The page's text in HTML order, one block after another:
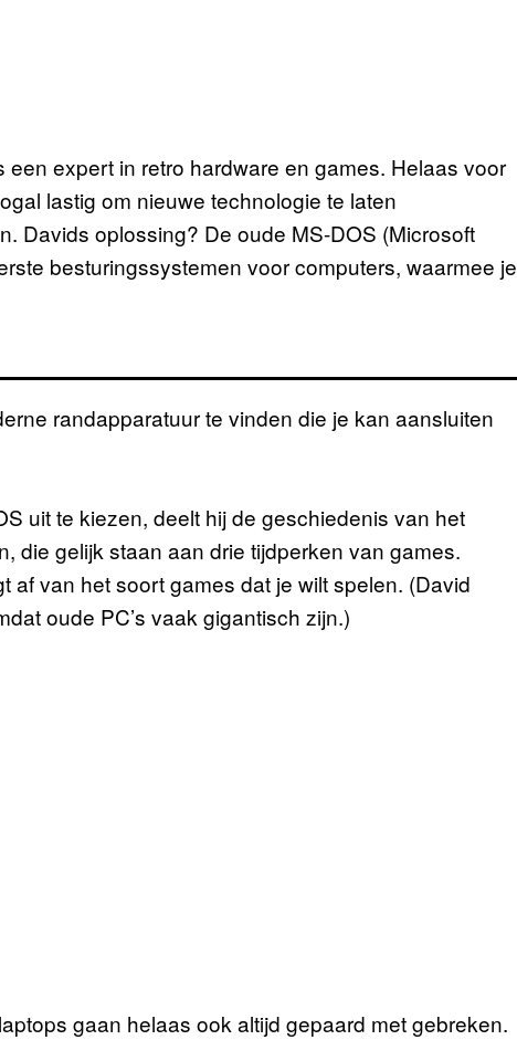
expert in retro hardware en games. Helaas voor
lastig om nieuwe technologie te laten
Davids oplossing? De oude MS-DOS (Microsoft
besturingssystemen voor computers, waarmee je
randapparatuur te vinden die je kan aansluiten
uit te kiezen, deelt hij de geschiedenis van het
die gelijk staan aan drie tijdperken van games.
af van het soort games dat je wilt spelen. (David
oude PC’s vaak gigantisch zijn.)
gaan helaas ook altijd gepaard met gebreken.